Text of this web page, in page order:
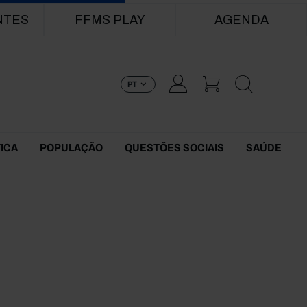
FFMS PLAY AGENDA
PT
POPULAÇÃO QUESTÕES SOCIAIS SAÚDE